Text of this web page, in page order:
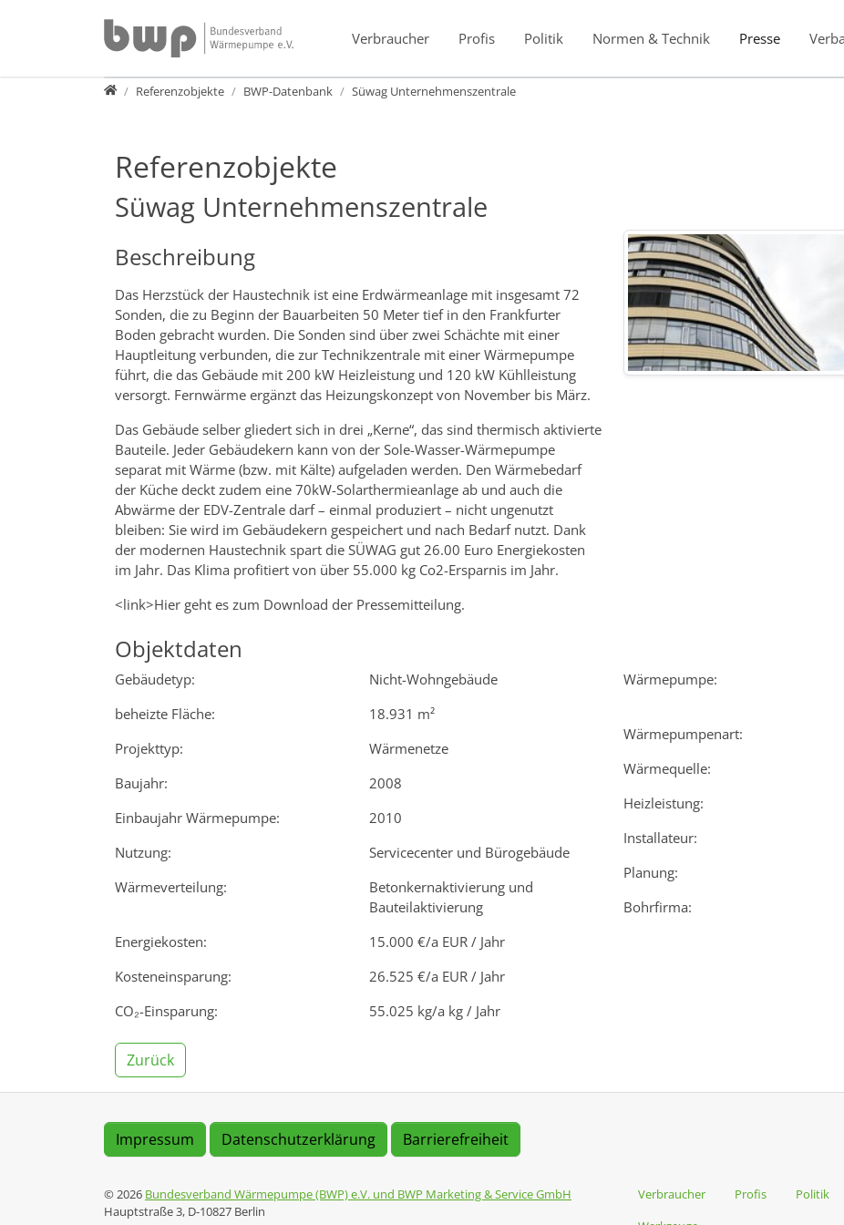
Verbraucher
Profis Politik Normen & Technik Presse
PresseReferenzobjekte BWP-Datenbank Süwag Unternehmenszentrale
Referenzobjekte
Süwag Unternehmenszentrale
Beschreibung
Das Herzstück der Haustechnik ist eine Erdwärmeanlage mit insgesamt 72
Sonden, die zu Beginn der Bauarbeiten 50 Meter tief in den Frankfurter
Boden gebracht wurden. Die Sonden sind über zwei Schächte mit einer
Hauptleitung verbunden, die zur Technikzentrale mit einer Wärmepumpe
führt, die das Gebäude mit 200 kW Heizleistung und 120 kW Kühlleistung
versorgt. Fernwärme ergänzt das Heizungskonzept von November bis März.
Das Gebäude selber gliedert sich in drei „Kerne“, das sind thermisch aktivierte
Bauteile. Jeder Gebäudekern kann von der Sole-Wasser-Wärmepumpe
separat mit Wärme (bzw. mit Kälte) aufgeladen werden. Den Wärmebedarf
der Küche deckt zudem eine 70kW-Solarthermieanlage ab und auch die
Abwärme der EDV-Zentrale darf – einmal produziert – nicht ungenutzt
bleiben: Sie wird im Gebäudekern gespeichert und nach Bedarf nutzt. Dank
der modernen Haustechnik spart die SÜWAG gut 26.00 Euro Energiekosten
im Jahr. Das Klima profitiert von über 55.000 kg Co2-Ersparnis im Jahr.
<link>Hier geht es zum Download der Pressemitteilung.
Objektdaten
Gebäudetyp:
Nicht-Wohngebäude
beheizte Fläche:
18.931 m²
Projekttyp:
Wärmenetze
Baujahr:
2008
Einbaujahr Wärmepumpe:
2010
Nutzung:
Servicecenter und Bürogebäude
Wärmeverteilung:
Betonkernaktivierung und
Bauteilaktivierung
Energiekosten:
15.000 €/a EUR / Jahr
Kosteneinsparung:
26.525 €/a EUR / Jahr
CO₂-Einsparung:
55.025 kg/a kg / Jahr
Wärmepumpe:
Wärmepumpenart:
Wärmequelle:
Heizleistung:
Installateur:
Planung:
Bohrfirma:
Zurück
Impressum Datenschutzerklärung Barrierefreiheit
© 2026 Bundesverband Wärmepumpe (BWP) e.V. und BWP Marketing & Service GmbH
Hauptstraße 3, D-10827 Berlin
Verbraucher Profis Politik